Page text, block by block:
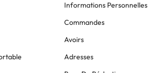
Informations Personnelles
Commandes
Avoirs
Adresses